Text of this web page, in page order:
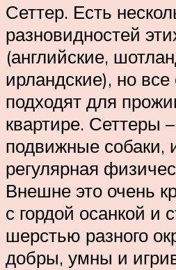
Сеттер. Есть
разновидностей
(английские,
ирландские), но
подходят для
квартире. Сеттеры
подвижные собаки,
регулярная
Внешне это очень
с гордой осанкой и
шерстью разного
добры, умны и